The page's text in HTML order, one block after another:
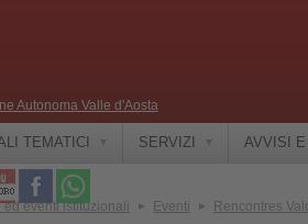
Autonoma Valle d'Aosta
TEMATICI SERVIZI AVVISI
eventi istituzionali Eventi Rencontres